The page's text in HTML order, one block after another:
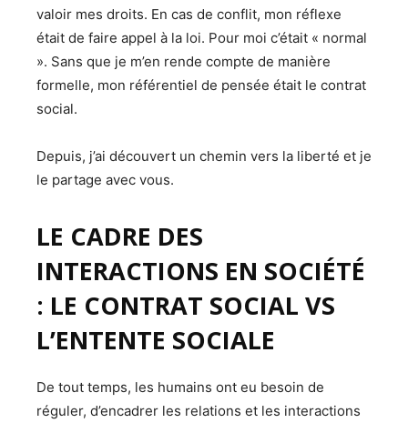
valoir mes droits. En cas de conflit, mon réflexe
était de faire appel à la loi. Pour moi c’était « normal
». Sans que je m’en rende compte de manière
formelle, mon référentiel de pensée était le contrat
social.
Depuis, j’ai découvert un chemin vers la liberté et je
le partage avec vous.
LE CADRE DES
INTERACTIONS EN SOCIÉTÉ
: LE CONTRAT SOCIAL VS
L’ENTENTE SOCIALE
De tout temps, les humains ont eu besoin de
réguler, d’encadrer les relations et les interactions